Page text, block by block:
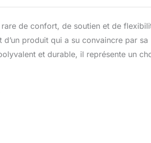
de confort, de soutien et de
produit qui a su convaincre par sa
et durable, il représente un